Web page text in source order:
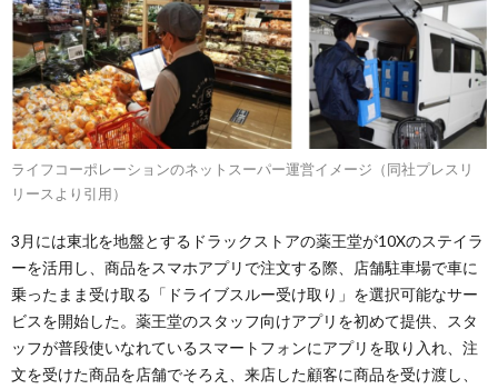
ライフコーポレーションのネットスーパー運営イメージ（同社プレスリ
リースより引用）
3月には東北を地盤とするドラックストアの薬王堂が10Xのステイラ
ーを活用し、商品をスマホアプリで注文する際、店舗駐車場で車に
乗ったまま受け取る「ドライブスルー受け取り」を選択可能なサー
ビスを開始した。薬王堂のスタッフ向けアプリを初めて提供、スタ
ッフが普段使いなれているスマートフォンにアプリを取り入れ、注
文を受けた商品を店舗でそろえ、来店した顧客に商品を受け渡し、